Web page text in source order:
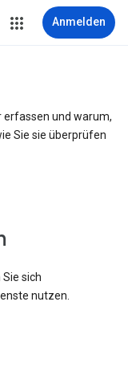
Anmelden
erfassen und warum,
Sie sie überprüfen
sich
nutzen.